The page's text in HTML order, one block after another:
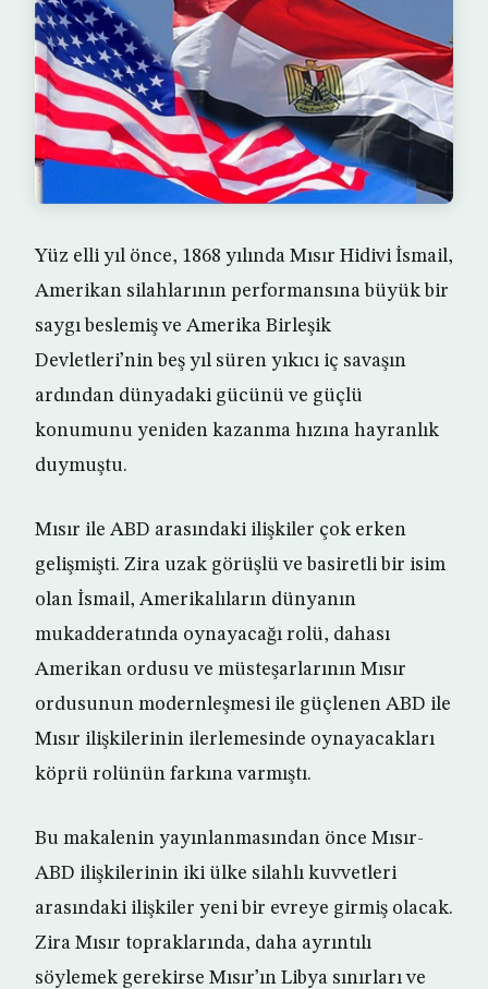
Yüz elli yıl önce, 1868 yılında Mısır Hidivi İsmail,
Amerikan silahlarının performansına büyük bir
saygı beslemiş ve Amerika Birleşik
Devletleri’nin beş yıl süren yıkıcı iç savaşın
ardından dünyadaki gücünü ve güçlü
konumunu yeniden kazanma hızına hayranlık
duymuştu.
Mısır ile ABD arasındaki ilişkiler çok erken
gelişmişti. Zira uzak görüşlü ve basiretli bir isim
olan İsmail, Amerikalıların dünyanın
mukadderatında oynayacağı rolü, dahası
Amerikan ordusu ve müsteşarlarının Mısır
ordusunun modernleşmesi ile güçlenen ABD ile
Mısır ilişkilerinin ilerlemesinde oynayacakları
köprü rolünün farkına varmıştı.
Bu makalenin yayınlanmasından önce Mısır-
ABD ilişkilerinin iki ülke silahlı kuvvetleri
arasındaki ilişkiler yeni bir evreye girmiş olacak.
Zira Mısır topraklarında, daha ayrıntılı
söylemek gerekirse Mısır’ın Libya sınırları ve